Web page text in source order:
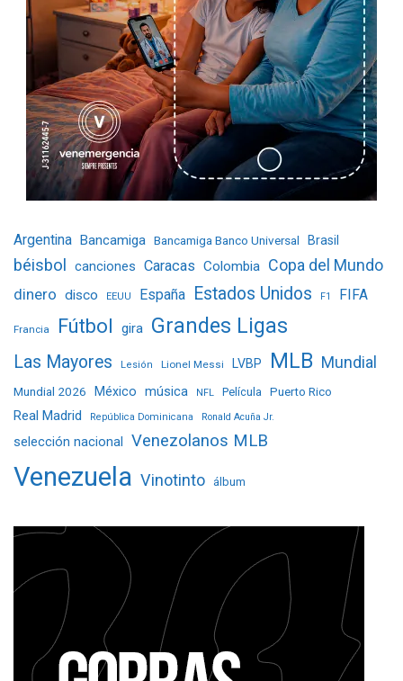
Argentina Bancamiga Bancamiga Banco Universal Brasil
béisbol canciones Caracas Colombia Copa del Mundo
dinero disco EEUU España Estados Unidos F1 FIFA
Francia Fútbol gira Grandes Ligas
Las Mayores Lesión Lionel Messi LVBP MLB Mundial
Mundial 2026 México música NFL Película Puerto Rico
Real Madrid República Dominicana Ronald Acuña Jr.
selección nacional Venezolanos MLB
Venezuela Vinotinto álbum